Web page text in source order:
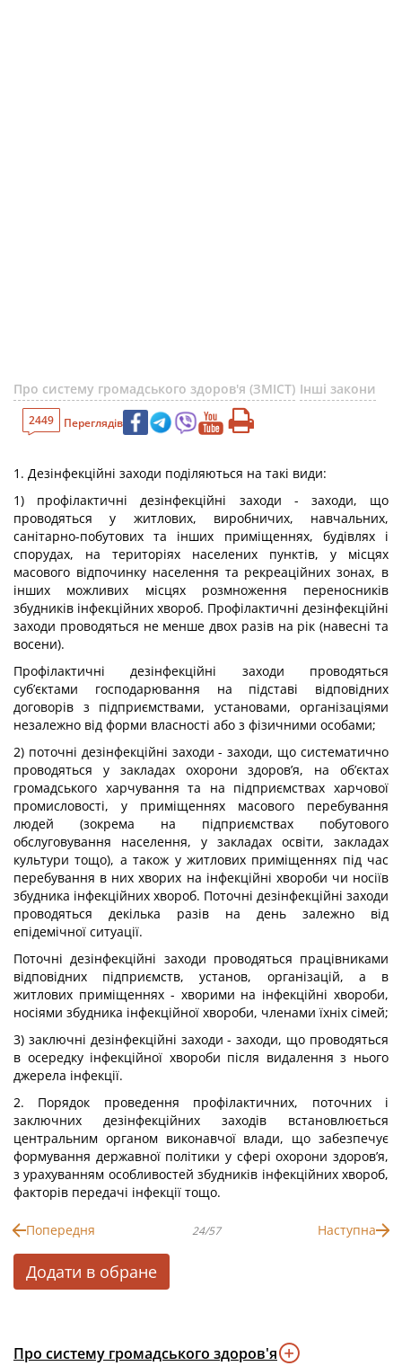
Про систему громадського здоров'я (ЗМІСТ) Інші закони
2449 Переглядів
1. Дезінфекційні заходи поділяються на такі види:
1) профілактичні дезінфекційні заходи - заходи, що
проводяться у житлових, виробничих, навчальних,
санітарно-побутових та інших приміщеннях, будівлях і
спорудах, на територіях населених пунктів, у місцях
масового відпочинку населення та рекреаційних зонах, в
інших можливих місцях розмноження переносників
збудників інфекційних хвороб. Профілактичні дезінфекційні
заходи проводяться не менше двох разів на рік (навесні та
восени).
Профілактичні дезінфекційні заходи проводяться
суб’єктами господарювання на підставі відповідних
договорів з підприємствами, установами, організаціями
незалежно від форми власності або з фізичними особами;
2) поточні дезінфекційні заходи - заходи, що систематично
проводяться у закладах охорони здоров’я, на об’єктах
громадського харчування та на підприємствах харчової
промисловості, у приміщеннях масового перебування
людей (зокрема на підприємствах побутового
обслуговування населення, у закладах освіти, закладах
культури тощо), а також у житлових приміщеннях під час
перебування в них хворих на інфекційні хвороби чи носіїв
збудника інфекційних хвороб. Поточні дезінфекційні заходи
проводяться декілька разів на день залежно від
епідемічної ситуації.
Поточні дезінфекційні заходи проводяться працівниками
відповідних підприємств, установ, організацій, а в
житлових приміщеннях - хворими на інфекційні хвороби,
носіями збудника інфекційної хвороби, членами їхніх сімей;
3) заключні дезінфекційні заходи - заходи, що проводяться
в осередку інфекційної хвороби після видалення з нього
джерела інфекції.
2. Порядок проведення профілактичних, поточних і
заключних дезінфекційних заходів встановлюється
центральним органом виконавчої влади, що забезпечує
формування державної політики у сфері охорони здоров’я,
з урахуванням особливостей збудників інфекційних хвороб,
факторів передачі інфекції тощо.
Попередня 24/57 Наступна
Додати в обране
Про систему громадського здоров'я